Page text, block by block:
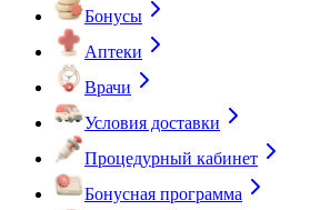
Бонусы
Аптеки
Врачи
Условия доставки
Процедурный кабинет
Бонусная программа